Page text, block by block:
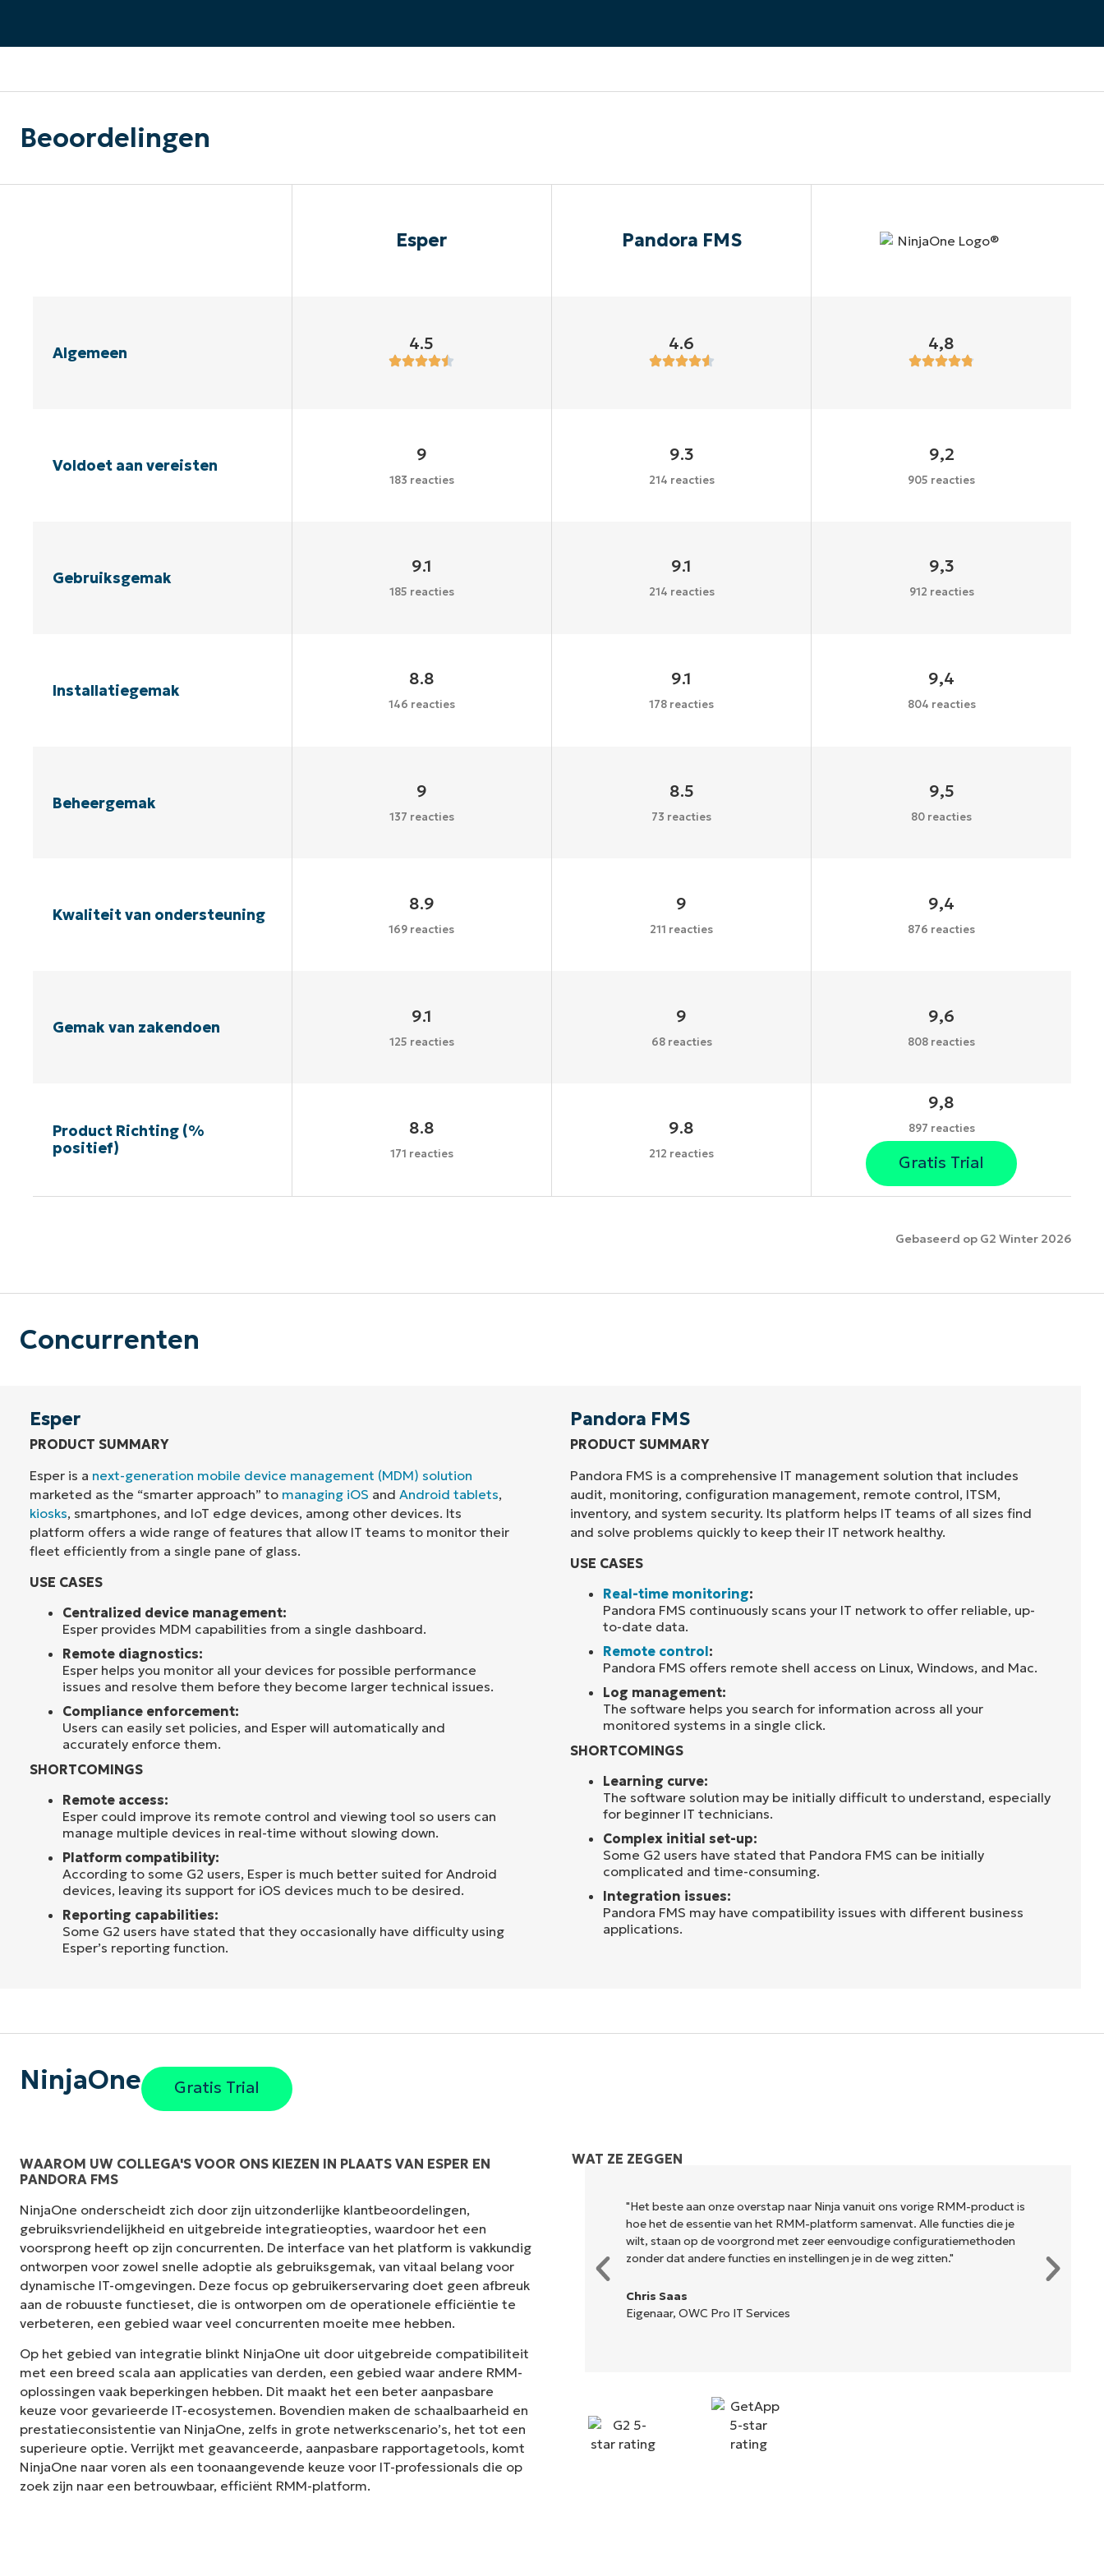
Beoordelingen
Esper Pandora FMS
Algemeen 4.5 4.6 4,8
Voldoet aan vereisten
9
183 reacties
9.3
214 reacties
9,2
905 reacties
Gebruiksgemak
9.1
185 reacties
9.1
214 reacties
9,3
912 reacties
Installatiegemak
8.8
146 reacties
9.1
178 reacties
9,4
804 reacties
Beheergemak
9
137 reacties
8.5
73 reacties
9,5
80 reacties
Kwaliteit van ondersteuning
8.9
169 reacties
9
211 reacties
9,4
876 reacties
Gemak van zakendoen
9.1
125 reacties
9
68 reacties
9,6
808 reacties
Product Richting (%
positief)
8.8
171 reacties
9.8
212 reacties
9,8
897 reacties
Gratis Trial
Gebaseerd op G2 Winter 2026
Concurrenten
Esper
PRODUCT SUMMARY
Esper is a next-generation mobile device management (MDM) solution
marketed as the “smarter approach” to managing iOS and Android tablets,
kiosks, smartphones, and IoT edge devices, among other devices. Its
platform offers a wide range of features that allow IT teams to monitor their
fleet efficiently from a single pane of glass.
USE CASES
Centralized device management:
Esper provides MDM capabilities from a single dashboard.
Remote diagnostics:
Esper helps you monitor all your devices for possible performance
issues and resolve them before they become larger technical issues.
Compliance enforcement:
Users can easily set policies, and Esper will automatically and
accurately enforce them.
SHORTCOMINGS
Remote access:
Esper could improve its remote control and viewing tool so users can
manage multiple devices in real-time without slowing down.
Platform compatibility:
According to some G2 users, Esper is much better suited for Android
devices, leaving its support for iOS devices much to be desired.
Reporting capabilities:
Some G2 users have stated that they occasionally have difficulty using
Esper’s reporting function.
Pandora FMS
PRODUCT SUMMARY
Pandora FMS is a comprehensive IT management solution that includes
audit, monitoring, configuration management, remote control, ITSM,
inventory, and system security. Its platform helps IT teams of all sizes find
and solve problems quickly to keep their IT network healthy.
USE CASES
Real-time monitoring:
Pandora FMS continuously scans your IT network to offer reliable, up-
to-date data.
Remote control:
Pandora FMS offers remote shell access on Linux, Windows, and Mac.
Log management:
The software helps you search for information across all your
monitored systems in a single click.
SHORTCOMINGS
Learning curve:
The software solution may be initially difficult to understand, especially
for beginner IT technicians.
Complex initial set-up:
Some G2 users have stated that Pandora FMS can be initially
complicated and time-consuming.
Integration issues:
Pandora FMS may have compatibility issues with different business
applications.
NinjaOne Gratis Trial
WAAROM UW COLLEGA'S VOOR ONS KIEZEN IN PLAATS VAN ESPER EN
PANDORA FMS
NinjaOne onderscheidt zich door zijn uitzonderlijke klantbeoordelingen,
gebruiksvriendelijkheid en uitgebreide integratieopties, waardoor het een
voorsprong heeft op zijn concurrenten. De interface van het platform is vakkundig
ontworpen voor zowel snelle adoptie als gebruiksgemak, van vitaal belang voor
dynamische IT-omgevingen. Deze focus op gebruikerservaring doet geen afbreuk
aan de robuuste functieset, die is ontworpen om de operationele efficiëntie te
verbeteren, een gebied waar veel concurrenten moeite mee hebben.
Op het gebied van integratie blinkt NinjaOne uit door uitgebreide compatibiliteit
met een breed scala aan applicaties van derden, een gebied waar andere RMM-
oplossingen vaak beperkingen hebben. Dit maakt het een beter aanpasbare
keuze voor gevarieerde IT-ecosystemen. Bovendien maken de schaalbaarheid en
prestatieconsistentie van NinjaOne, zelfs in grote netwerkscenario’s, het tot een
superieure optie. Verrijkt met geavanceerde, aanpasbare rapportagetools, komt
NinjaOne naar voren als een toonaangevende keuze voor IT-professionals die op
zoek zijn naar een betrouwbaar, efficiënt RMM-platform.
WAT ZE ZEGGEN
"Het beste aan onze overstap naar Ninja vanuit ons vorige RMM-product is
hoe het de essentie van het RMM-platform samenvat. Alle functies die je
wilt, staan op de voorgrond met zeer eenvoudige configuratiemethoden
zonder dat andere functies en instellingen je in de weg zitten."
Chris Saas
Eigenaar, OWC Pro IT Services